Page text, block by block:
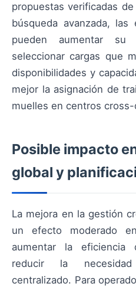
propuestas verificadas
búsqueda avanzada,
pueden aumentar su
seleccionar cargas que
disponibilidades y
mejor la asignación de
muelles en centros cross-
Posible impacto
global y
La mejora en la gestión
un efecto moderado
aumentar la
reducir la
centralizado. Para